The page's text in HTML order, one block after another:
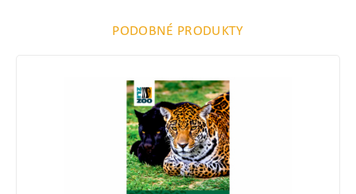
PODOBNÉ PRODUKTY